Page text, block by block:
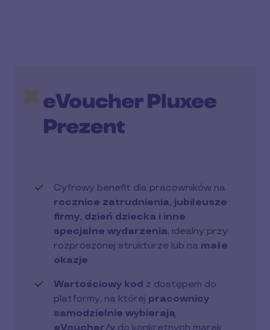
Cyfrowy benefit dla pracowników na
rocznice zatrudnienia, jubileusze
firmy, dzień dziecka i inne
specjalne wydarzenia, idealny przy
rozproszonej strukturze lub na małe
okazje
Wartościowy kod z dostępem do
platformy, na której pracownicy
samodzielnie wybierają